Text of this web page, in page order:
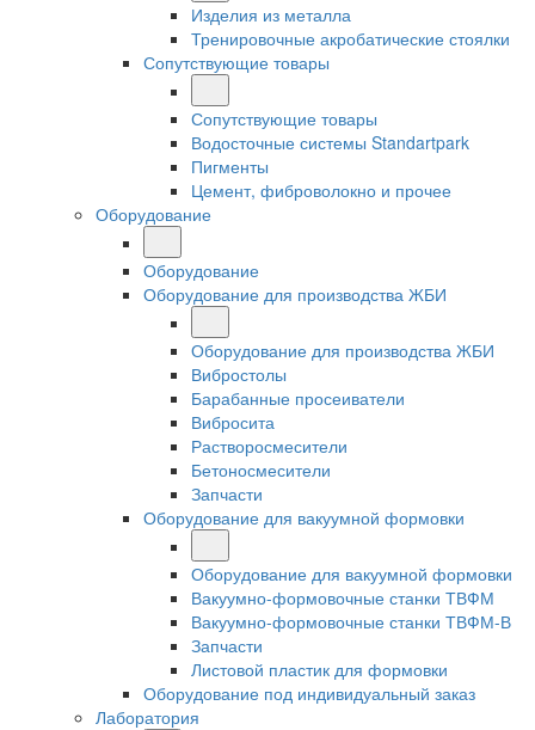
Изделия из металла
Тренировочные акробатические стоялки
Сопутствующие товары
Сопутствующие товары
Водосточные системы Standartpark
Пигменты
Цемент, фиброволокно и прочее
Оборудование
Оборудование
Оборудование для производства ЖБИ
Оборудование для производства ЖБИ
Вибростолы
Барабанные просеиватели
Вибросита
Растворосмесители
Бетоносмесители
Запчасти
Оборудование для вакуумной формовки
Оборудование для вакуумной формовки
Вакуумно-формовочные станки ТВФМ
Вакуумно-формовочные станки ТВФМ-В
Запчасти
Листовой пластик для формовки
Оборудование под индивидуальный заказ
Лаборатория